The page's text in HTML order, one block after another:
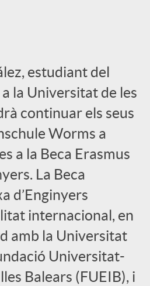
estudiant del
la Universitat de les
continuar els seus
Worms a
a la Beca Erasmus
La Beca
d’Enginyers
internacional, en
amb la Universitat
Universitat-
Balears (FUEIB), i